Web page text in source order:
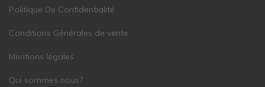
Politique De Confidentialité
Conditions Générales de vente
Mentions légales
Qui sommes nous?